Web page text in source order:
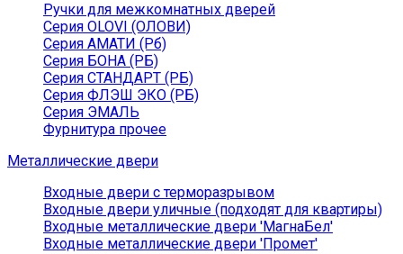
Ручки для межкомнатных дверей
Серия OLOVI (ОЛОВИ)
Серия АМАТИ (Рб)
Серия БОНА (РБ)
Серия СТАНДАРТ (РБ)
Серия ФЛЭШ ЭКО (РБ)
Серия ЭМАЛЬ
Фурнитура прочее
Металлические двери
Входные двери с терморазрывом
Входные двери уличные (подходят для квартиры)
Входные металлические двери 'МагнаБел'
Входные металлические двери 'Промет'